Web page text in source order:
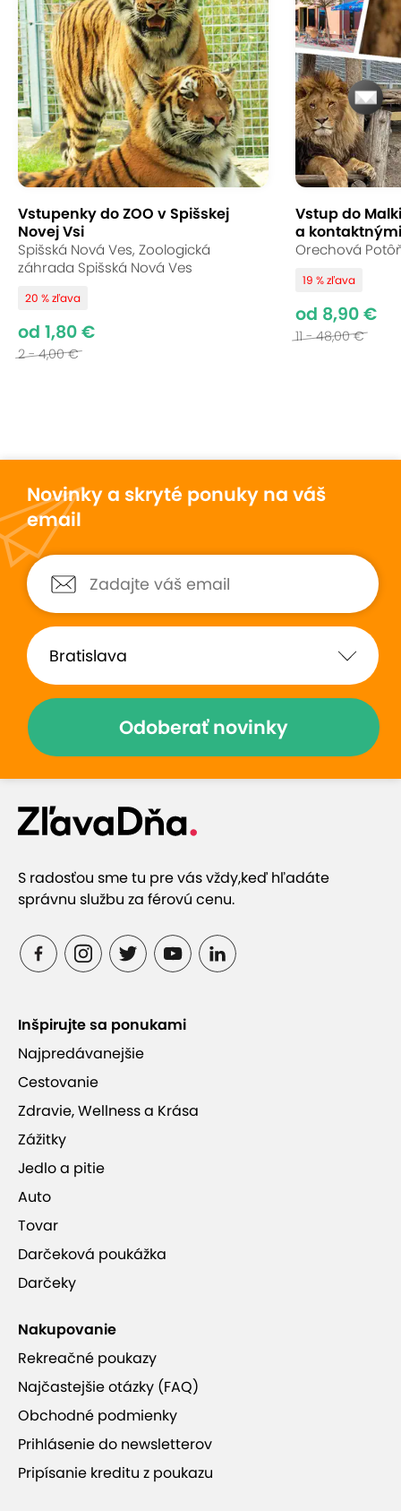
Vstupenky do ZOO v Spišskej
Novej Vsi
Spišská Nová Ves, Zoologická
záhrada Spišská Nová Ves
20 % zľava
od 1,80 €
2 - 4,00 €
Vstup do
a
Orechová
19 % zľava
od 8,90 €
11 - 48,00 €
Novinky a skryté ponuky na váš
email
Odoberať novinky
S radosťou sme tu pre vás vždy,keď hľadáte
správnu službu za férovú cenu.
Inšpirujte sa ponukami
Najpredávanejšie
Cestovanie
Zdravie, Wellness a Krása
Zážitky
Jedlo a pitie
Auto
Tovar
Darčeková poukážka
Darčeky
Nakupovanie
Rekreačné poukazy
Najčastejšie otázky (FAQ)
Obchodné podmienky
Prihlásenie do newsletterov
Pripísanie kreditu z poukazu